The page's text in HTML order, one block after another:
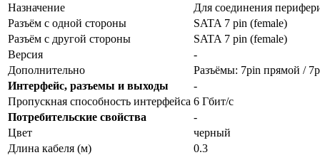
Назначение
Для соединения
Разъём с одной стороны
SATA 7 pin (female)
Разъём с другой стороны
SATA 7 pin (female)
Версия
-
Дополнительно
Разъёмы: 7pin прямой /
Интерфейс, разъемы и выходы
-
Пропускная способность интерфейса 6 Гбит/с
Потребительские свойства
-
Цвет
черный
Длина кабеля (м)
0.3